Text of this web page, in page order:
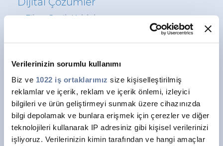
Verilerinizin sorumlu kullanımı
Biz ve 1022 iş ortaklarımız size kişiselleştirilmiş
reklamlar ve içerik, reklam ve içerik önlemi, izleyici
bilgileri ve ürün geliştirmeyi sunmak üzere cihazınızda
bilgi depolamak ve bunlara erişmek için çerezler ve diğer
teknolojileri kullanarak IP adresiniz gibi kişisel verilerinizi
işliyoruz. Verilerinizin kimin tarafından ve hangi amaçlar
Fiber Optik Kablolar
Elektrifikasyon
Bina ve Altyapı Kabloları
Özel Kablolar
Veri Merkezi
Elektronik İzleme Sistemleri